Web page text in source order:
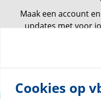
Maak een account
updates met voor
Maak
Cookies op